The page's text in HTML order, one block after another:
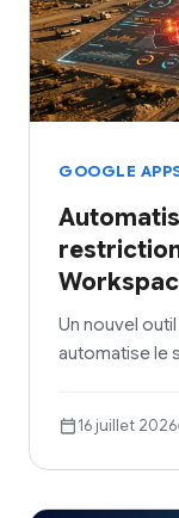
GOOGLE
Un nouvel
automatise le
16 juillet 2026